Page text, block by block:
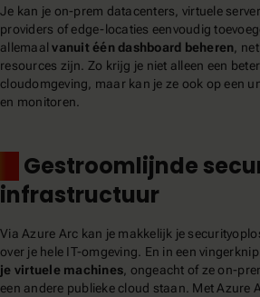
Je kan je on-prem datacenters, virtuele
providers of edge-locaties eenvoudig
allemaalvanuit één dashboard beheren ,
resources zijn. Zo krijg je niet alleen een
cloudomgeving, maar kan je ze ook op een
en monitoren.
Gestroomlijnde
infrastructuur
Via Azure Arc kan je makkelijk je
over je hele IT-omgeving. En in een vingerknip
je virtuele machines , ongeacht of ze on-
een andere publieke cloud staan. Met Azure